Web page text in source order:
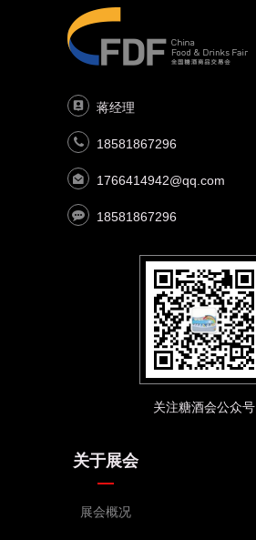
蒋经理
18581867296
1766414942@qq.com
18581867296
关注糖酒会公众号
关于展会
展会概况